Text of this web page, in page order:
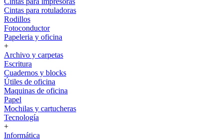
Cintas para rotuladoras
Rodillos
Fotoconductor
Papeleria y oficina
+
Archivo y carpetas
Escritura
Cuadernos y blocks
Útiles de oficina
Maquinas de oficina
Papel
Mochilas y cartucheras
Tecnología
+
Informática